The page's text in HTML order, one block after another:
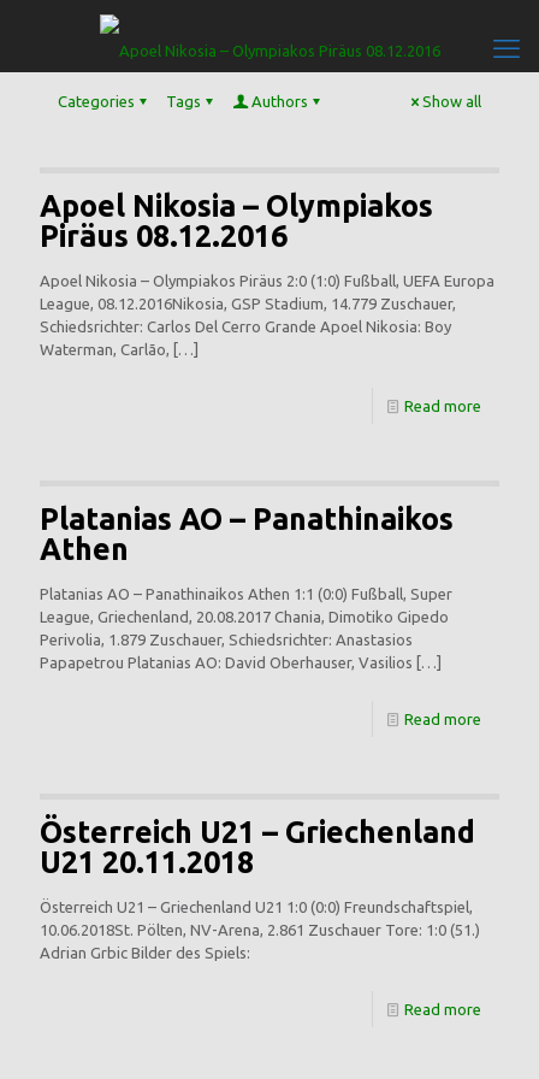
Categories Tags Authors Show all
Apoel Nikosia – Olympiakos
Piräus 08.12.2016
Apoel Nikosia – Olympiakos Piräus 2:0 (1:0) Fußball, UEFA Europa
League, 08.12.2016Nikosia, GSP Stadium, 14.779 Zuschauer,
Schiedsrichter: Carlos Del Cerro Grande Apoel Nikosia: Boy
Waterman, Carlão, […]
Read more
Platanias AO – Panathinaikos
Athen
Platanias AO – Panathinaikos Athen 1:1 (0:0) Fußball, Super
League, Griechenland, 20.08.2017 Chania, Dimotiko Gipedo
Perivolia, 1.879 Zuschauer, Schiedsrichter: Anastasios
Papapetrou Platanias AO: David Oberhauser, Vasilios […]
Read more
Österreich U21 – Griechenland
U21 20.11.2018
Österreich U21 – Griechenland U21 1:0 (0:0) Freundschaftspiel,
10.06.2018St. Pölten, NV-Arena, 2.861 Zuschauer Tore: 1:0 (51.)
Adrian Grbic Bilder des Spiels:
Read more